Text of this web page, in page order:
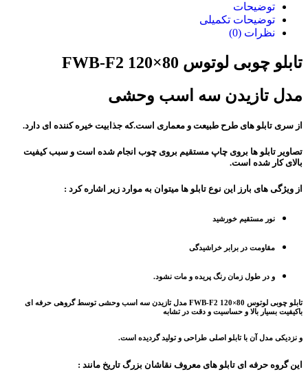
توضیحات
توضیحات تکمیلی
نظرات (0)
تابلو چوبی لوتوس FWB-F2 120×80
مدل تازیدن سه اسب وحشی
از سری تابلو های طرح طبیعت و معماری است.که جذابیت خیره کننده ای دارد.
تصاویر تابلو ها بروی چاپ مستقیم بروی چوب انجام شده است و سبب کیفیت
بالای کار شده است.
از ویژگی های بارز این نوع تابلو ها میتوان به موارد زیر اشاره کرد :
نور مستقیم خورشید
مقاومت در برابر خراشیدگی
و در طول زمان رنگ پریده و مات نشود.
تابلو چوبی لوتوس FWB-F2 120×80 مدلتازیدن سه اسب وحشیتوسط گروهی حرفه ای
باکیفیت بسیار بالا و حساسیت و دقت در تشابه
و نزدیکی مدل آن با تابلو اصلی طراحی و تولید گردیده است.
این گروه حرفه ای تابلو های معروف نقاشان بزرگ تاریخ مانند :